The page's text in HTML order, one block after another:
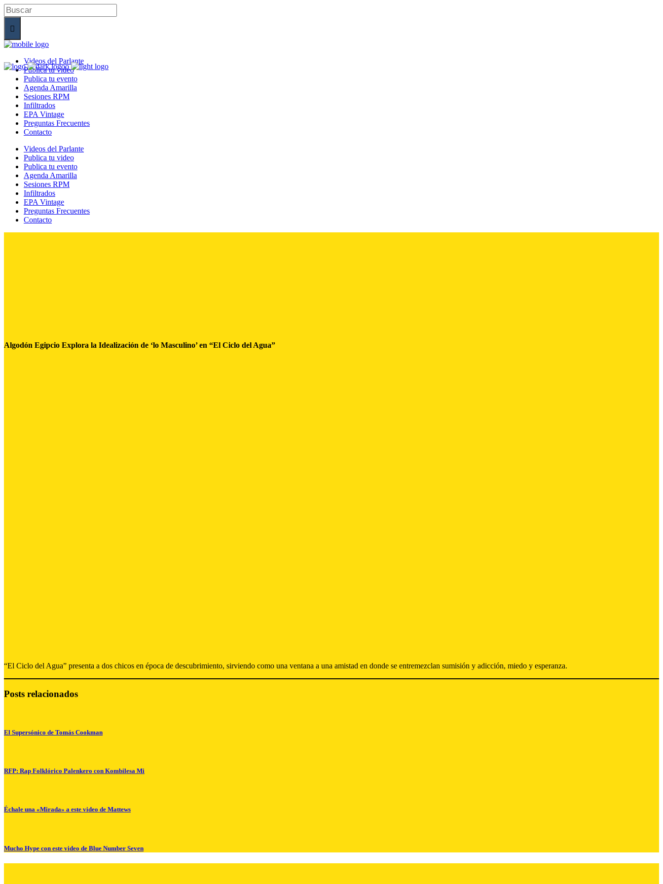
Videos del Parlante
Publica tu video
Publica tu evento
Agenda Amarilla
Sesiones RPM
Infiltrados
EPA Vintage
Preguntas Frecuentes
Contacto
Videos del Parlante
Publica tu video
Publica tu evento
Agenda Amarilla
Sesiones RPM
Infiltrados
EPA Vintage
Preguntas Frecuentes
Contacto
Algodón Egipcio Explora la Idealización de ‘lo Masculino’ en “El Ciclo del Agua”
“El Ciclo del Agua” presenta a dos chicos en época de descubrimiento, sirviendo como una ventana a una amistad en donde se entremezclan sumisión y adicción, miedo y esperanza.
Posts relacionados
El Supersónico de Tomás Cookman
RFP: Rap Folklórico Palenkero con Kombilesa Mi
Échale una «Mirada» a este video de Mattews
Mucho Hype con este video de Blue Number Seven